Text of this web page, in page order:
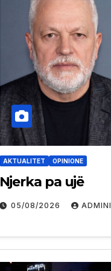
AKTUALITET OPINIONE
Njerka pa ujë
05/08/2026 ADMINI